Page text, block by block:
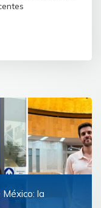
la